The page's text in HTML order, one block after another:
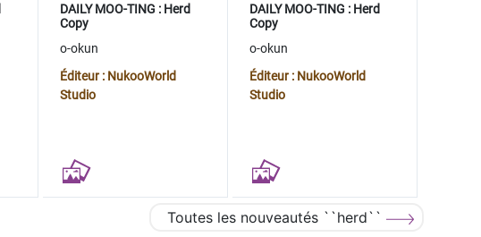
DAILY MOO-TING : Herd
Copy
o-okun
Éditeur : NukooWorld
Studio
DAILY MOO-TING : Herd
Copy
o-okun
Éditeur : NukooWorld
Studio
Toutes les nouveautés ``herd``